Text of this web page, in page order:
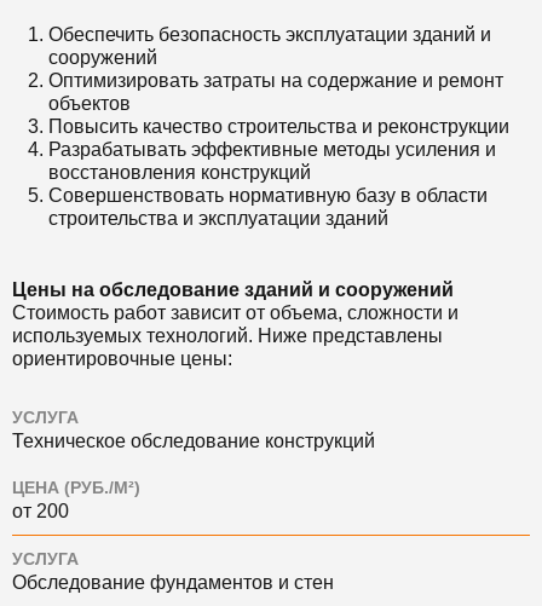
Обеспечить безопасность эксплуатации зданий и
сооружений
Оптимизировать затраты на содержание и ремонт
объектов
Повысить качество строительства и реконструкции
Разрабатывать эффективные методы усиления и
восстановления конструкций
Совершенствовать нормативную базу в области
строительства и эксплуатации зданий
Цены на обследование зданий и сооружений
Стоимость работ зависит от объема, сложности и
используемых технологий. Ниже представлены
ориентировочные цены:
УСЛУГА
Техническое обследование конструкций
ЦЕНА (РУБ./М²)
от 200
УСЛУГА
Обследование фундаментов и стен